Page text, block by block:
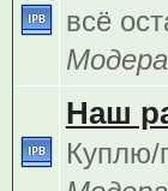
всё
Наш
Куплю/